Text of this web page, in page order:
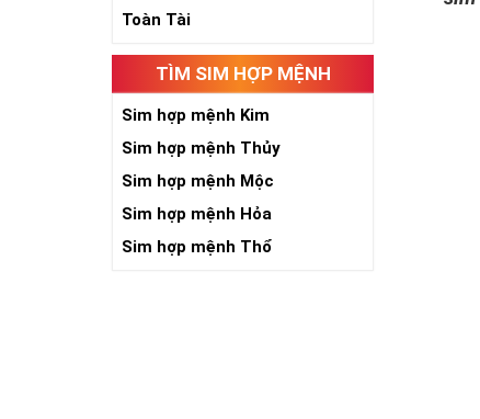
Toàn Tài
TÌM SIM HỢP MỆNH
Sim hợp mệnh Kim
Sim hợp mệnh Thủy
Sim hợp mệnh Mộc
Sim hợp mệnh Hỏa
Sim hợp mệnh Thổ